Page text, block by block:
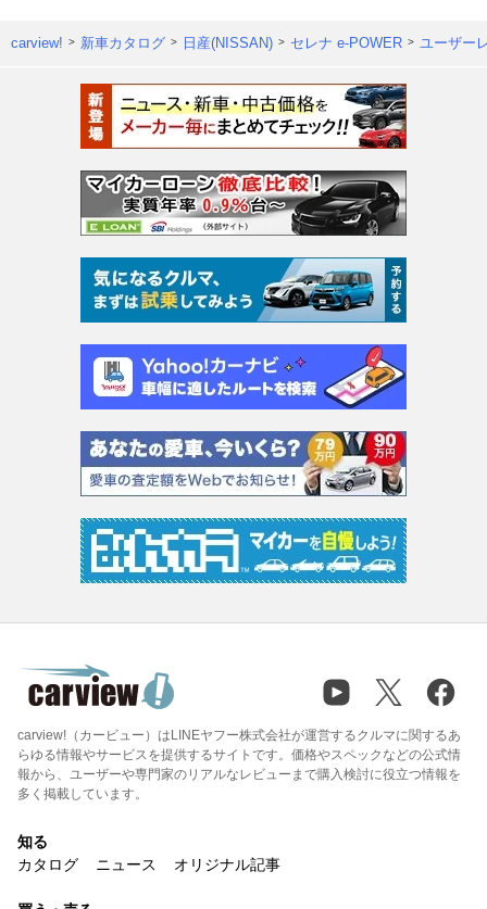
carview! 新車カタログ 日産(NISSAN) セレナ e-POWER ユーザー
carview!（カービュー）はLINEヤフー株式会社が運営するクルマに関するあ
らゆる情報やサービスを提供するサイトです。価格やスペックなどの公式情
報から、ユーザーや専門家のリアルなレビューまで購入検討に役立つ情報を
多く掲載しています。
知る
カタログ
ニュース オリジナル記事